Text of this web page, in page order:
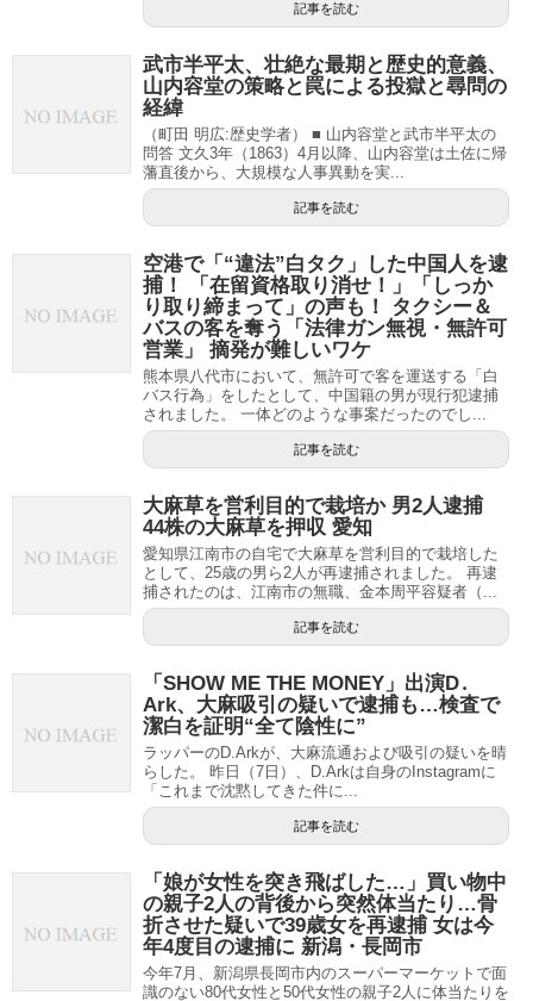
記事を読む
武市半平太、壮絶な最期と歴史的意義、
山内容堂の策略と罠による投獄と尋問の
経緯
（町田 明広:歴史学者） ■ 山内容堂と武市半平太の
問答 文久3年（1863）4月以降、山内容堂は土佐に帰
藩直後から、大規模な人事異動を実...
記事を読む
空港で「“違法”白タク」した中国人を逮
捕！ 「在留資格取り消せ！」「しっか
り取り締まって」の声も！ タクシー＆
バスの客を奪う「法律ガン無視・無許可
営業」 摘発が難しいワケ
熊本県八代市において、無許可で客を運送する「白
バス行為」をしたとして、中国籍の男が現行犯逮捕
されました。 一体どのような事案だったのでし...
記事を読む
大麻草を営利目的で栽培か 男2人逮捕
44株の大麻草を押収 愛知
愛知県江南市の自宅で大麻草を営利目的で栽培した
として、25歳の男ら2人が再逮捕されました。 再逮
捕されたのは、江南市の無職、金本周平容疑者（...
記事を読む
「SHOW ME THE MONEY」出演D․
Ark、大麻吸引の疑いで逮捕も…検査で
潔白を証明“全て陰性に”
ラッパーのD.Arkが、大麻流通および吸引の疑いを晴
らした。 昨日（7日）、D.Arkは自身のInstagramに
「これまで沈黙してきた件に...
記事を読む
「娘が女性を突き飛ばした…」買い物中
の親子2人の背後から突然体当たり…骨
折させた疑いで39歳女を再逮捕 女は今
年4度目の逮捕に 新潟・長岡市
今年7月、新潟県長岡市内のスーパーマーケットで面
識のない80代女性と50代女性の親子2人に体当たりを